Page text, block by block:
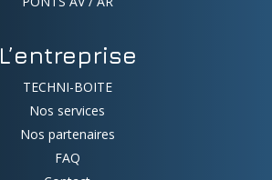
L’entreprise
TECHNI-BOITE
Nos services
Nos partenaires
FAQ